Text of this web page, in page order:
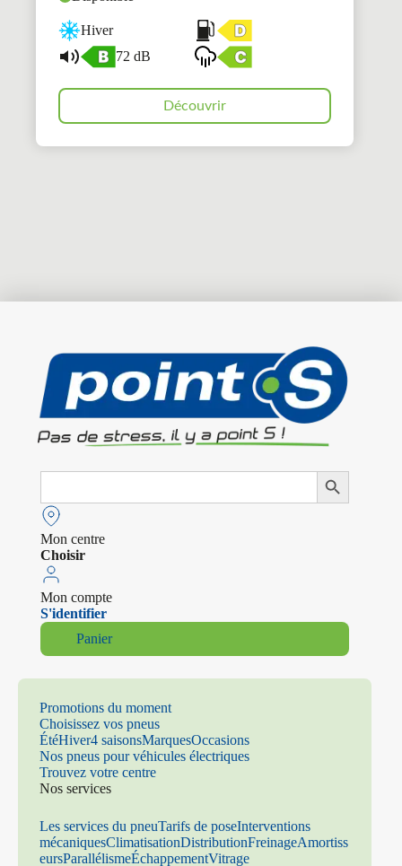
Hiver
72 dB
Découvrir
Search
Search Button
Mon centre
Choisir
Mon compte
S'identifier
Panier
Promotions du moment
Choisissez vos pneus
ÉtéHiver4 saisonsMarquesOccasions
Nos pneus pour véhicules électriques
Trouvez votre centre
Nos services
Les services du pneuTarifs de poseInterventions
mécaniquesClimatisationDistributionFreinageAmortiss
eursParallélismeÉchappementVitrage